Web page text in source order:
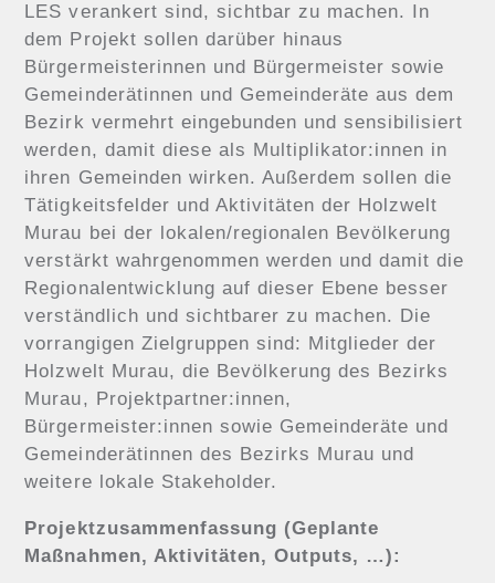
LES verankert sind, sichtbar zu machen. In
dem Projekt sollen darüber hinaus
Bürgermeisterinnen und Bürgermeister sowie
Gemeinderätinnen und Gemeinderäte aus dem
Bezirk vermehrt eingebunden und sensibilisiert
werden, damit diese als Multiplikator:innen in
ihren Gemeinden wirken. Außerdem sollen die
Tätigkeitsfelder und Aktivitäten der Holzwelt
Murau bei der lokalen/regionalen Bevölkerung
verstärkt wahrgenommen werden und damit die
Regionalentwicklung auf dieser Ebene besser
verständlich und sichtbarer zu machen. Die
vorrangigen Zielgruppen sind: Mitglieder der
Holzwelt Murau, die Bevölkerung des Bezirks
Murau, Projektpartner:innen,
Bürgermeister:innen sowie Gemeinderäte und
Gemeinderätinnen des Bezirks Murau und
weitere lokale Stakeholder.
Projektzusammenfassung (Geplante
Maßnahmen, Aktivitäten, Outputs, …):